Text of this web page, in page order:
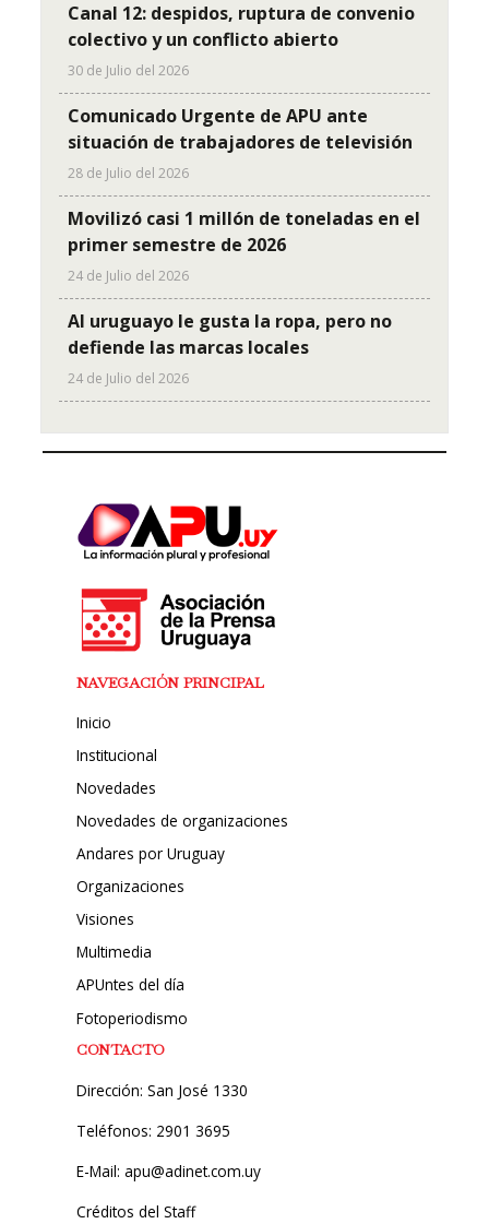
Canal 12: despidos, ruptura de convenio
colectivo y un conflicto abierto
30 de Julio del 2026
Comunicado Urgente de APU ante
situación de trabajadores de televisión
28 de Julio del 2026
Movilizó casi 1 millón de toneladas en el
primer semestre de 2026
24 de Julio del 2026
Al uruguayo le gusta la ropa, pero no
defiende las marcas locales
24 de Julio del 2026
NAVEGACIÓN PRINCIPAL
Inicio
Institucional
Novedades
Novedades de organizaciones
Andares por Uruguay
Organizaciones
Visiones
Multimedia
APUntes del día
Fotoperiodismo
CONTACTO
Dirección: San José 1330
Teléfonos: 2901 3695
E-Mail: apu@adinet.com.uy
Créditos del Staff